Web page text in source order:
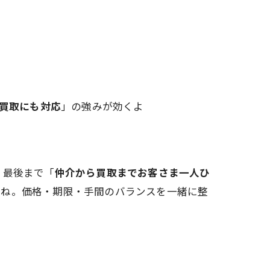
取にも対応」の強みが効くよ
後まで「仲介から買取までお客さま一人ひ
。価格・期限・手間のバランスを一緒に整